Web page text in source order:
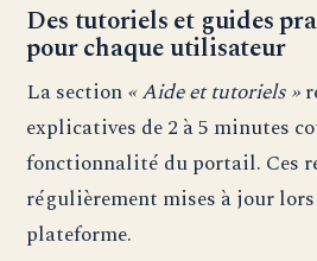
Des tutoriels et guides
pour chaque utilisateur
La section« Aide et tutoriels »
explicatives de 2 à 5 minutes
fonctionnalité du portail. Ces
régulièrement mises à jour
plateforme.